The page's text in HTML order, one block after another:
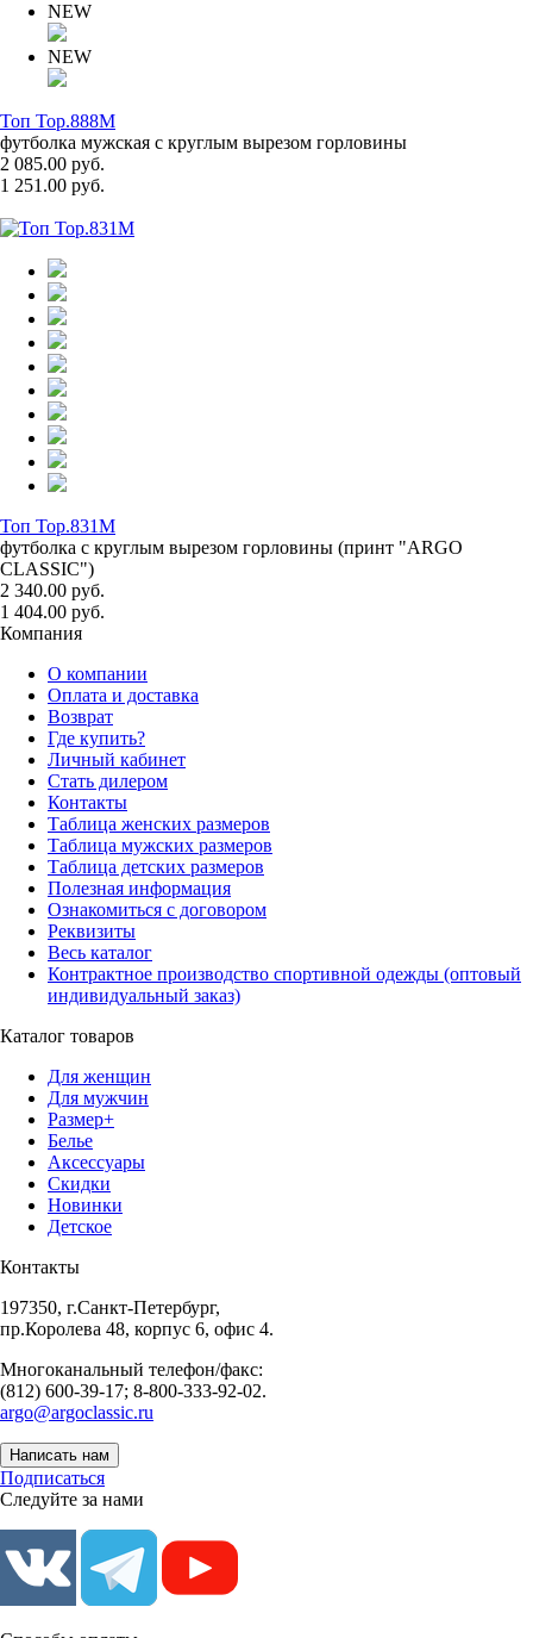
NEW
NEW
Топ Top.888M
футболка мужская с круглым вырезом горловины
2 085.00 руб.
1 251.00 руб.
Топ Top.831M
футболка с круглым вырезом горловины (принт "ARGO
CLASSIC")
2 340.00 руб.
1 404.00 руб.
Компания
О компании
Оплата и доставка
Возврат
Где купить?
Личный кабинет
Стать дилером
Контакты
Таблица женских размеров
Таблица мужских размеров
Таблица детских размеров
Полезная информация
Ознакомиться с договором
Реквизиты
Весь каталог
Контрактное производство спортивной одежды (оптовый
индивидуальный заказ)
Каталог товаров
Для женщин
Для мужчин
Размер+
Белье
Аксессуары
Скидки
Новинки
Детское
Контакты
197350, г.Санкт-Петербург,
пр.Королева 48, корпус 6, офис 4.
Многоканальный телефон/факс:
(812) 600-39-17; 8-800-333-92-02.
argo@argoclassic.ru
Написать нам
Подписаться
Следуйте за нами